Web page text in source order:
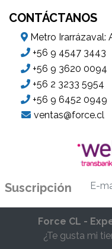
CONTÁCTANOS
Metro Irarrázaval:
+56 9 4547 3443
+56 9 3620 0094
+56 2 3233 5954
+56 9 6452 0949
ventas@force.cl
Suscripción
Force CL -
¿Te gusta mi